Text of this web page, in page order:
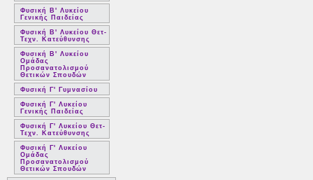
Φυσική Β' Λυκείου
Γενικής Παιδείας
Φυσική Β' Λυκείου Θετ-
Τεχν. Κατεύθυνσης
Φυσική Β' Λυκείου
Ομάδας
Προσανατολισμού
Θετικών Σπουδών
Φυσική Γ' Γυμνασίου
Φυσική Γ' Λυκείου
Γενικής Παιδείας
Φυσική Γ' Λυκείου Θετ-
Τεχν. Κατεύθυνσης
Φυσική Γ' Λυκείου
Ομάδας
Προσανατολισμού
Θετικών Σπουδών